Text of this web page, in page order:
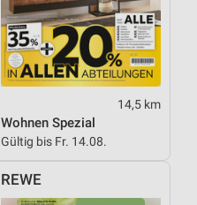
14,5 km
Wohnen Spezial
Gültig bis Fr. 14.08.
REWE